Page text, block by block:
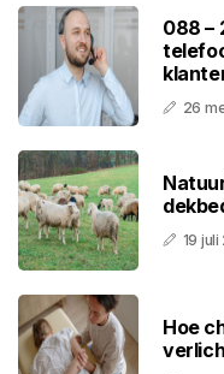
088 –
26
19
Hoe